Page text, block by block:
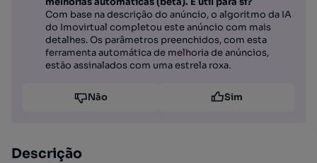
Com base na descrição do anúncio, o algoritmo da IA
do Imovirtual completou este anúncio com mais
detalhes. Os parâmetros preenchidos, com esta
ferramenta automática de melhoria de anúncios,
estão assinalados com uma estrela roxa.
Não Sim
Descrição